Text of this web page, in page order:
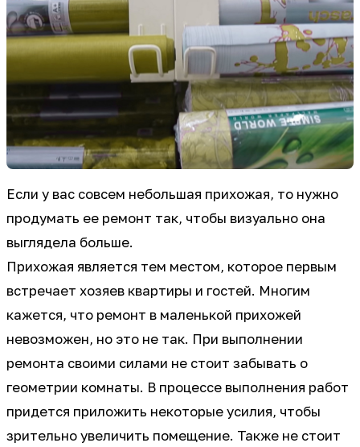
Если у вас совсем небольшая прихожая, то нужно
продумать ее ремонт так, чтобы визуально она
выглядела больше.
Прихожая является тем местом, которое первым
встречает хозяев квартиры и гостей. Многим
кажется, что ремонт в маленькой прихожей
невозможен, но это не так. При выполнении
ремонта своими силами не стоит забывать о
геометрии комнаты. В процессе выполнения работ
придется приложить некоторые усилия, чтобы
зрительно увеличить помещение. Также не стоит